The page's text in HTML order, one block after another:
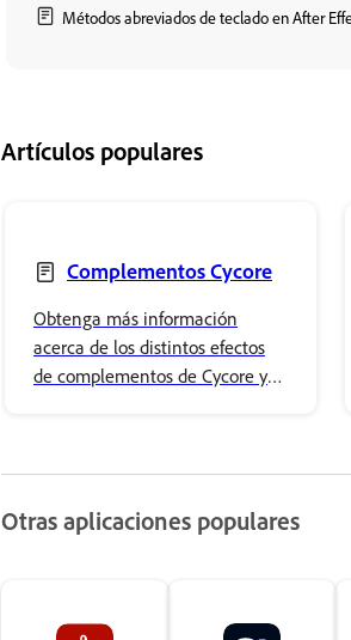
Métodos abreviados de teclado en After
Artículos populares
Complementos Cycore
Obtenga más información
acerca de los distintos efectos
de complementos de Cycore y
Otras aplicaciones populares